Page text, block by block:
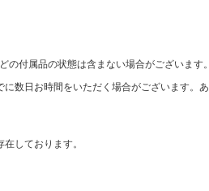
付属品の状態は含まない場合がございます。
数日お時間をいただく場合がございます。あ
しております。